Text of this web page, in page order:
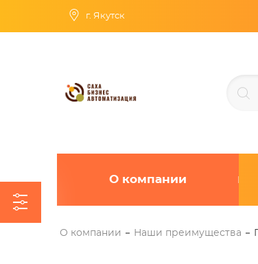
г. Якутск
О компании
О компании Наши преимущества